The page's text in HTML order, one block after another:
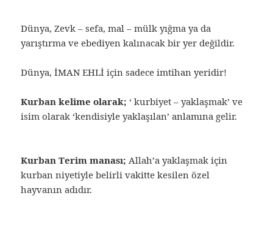
Dünya, Zevk – sefa, mal – mülk yığma ya da
yarıştırma ve ebediyen kalınacak bir yer değildir.
Dünya, İMAN EHLİ için sadece imtihan yeridir!
Kurban kelime olarak; ‘ kurbiyet – yaklaşmak’ ve
isim olarak ‘kendisiyle yaklaşılan’ anlamına gelir.
Kurban Terim manası; Allah’a yaklaşmak için
kurban niyetiyle belirli vakitte kesilen özel
hayvanın adıdır.